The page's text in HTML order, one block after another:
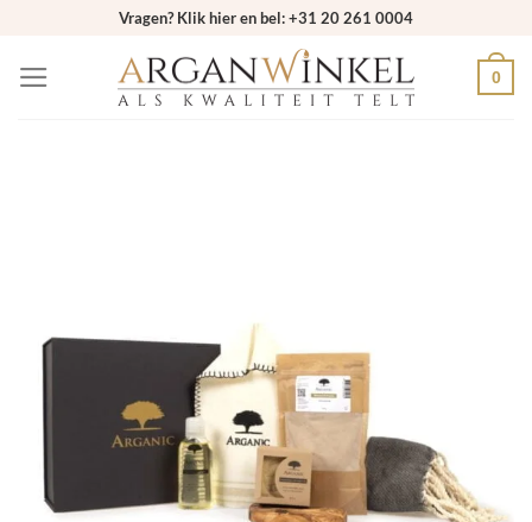
inhoud
Vragen? Klik hier en bel: +31 20 261 0004
0